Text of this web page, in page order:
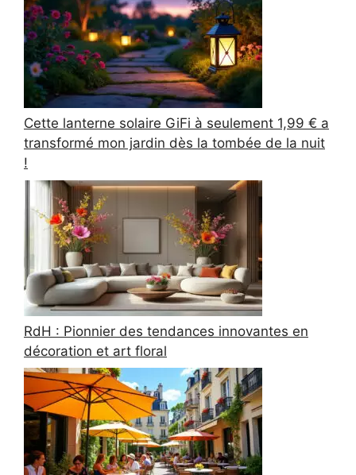
Cette lanterne solaire GiFi à seulement 1,99 € a
transformé mon jardin dès la tombée de la nuit
!
RdH : Pionnier des tendances innovantes en
décoration et art floral